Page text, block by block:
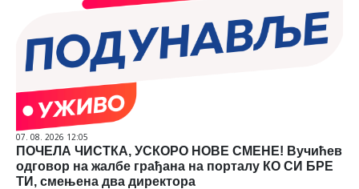
07. 08. 2026 12:05
ПОЧЕЛА ЧИСТКА, УСКОРО НОВЕ СМЕНЕ! Вучићев
одговор на жалбе грађана на порталу КО СИ БРЕ
ТИ, смењена два директора